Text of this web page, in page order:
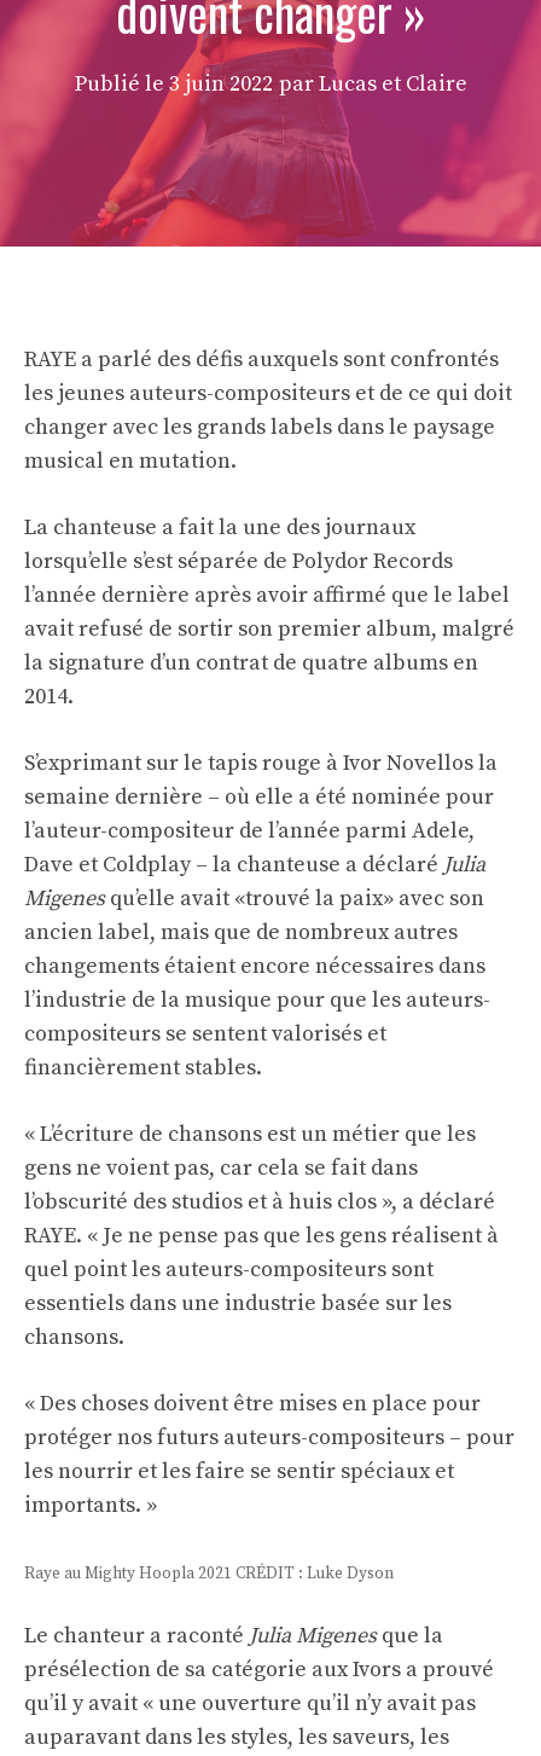
Publié le 3 juin 2022 par Lucas et Claire
RAYE a parlé des défis auxquels sont confrontés
les jeunes auteurs-compositeurs et de ce qui doit
changer avec les grands labels dans le paysage
musical en mutation.
La chanteuse a fait la une des journaux
lorsqu’elle s’est séparée de Polydor Records
l’année dernière après avoir affirmé que le label
avait refusé de sortir son premier album, malgré
la signature d’un contrat de quatre albums en
2014.
S’exprimant sur le tapis rouge à Ivor Novellos la
semaine dernière – où elle a été nominée pour
l’auteur-compositeur de l’année parmi Adele,
Dave et Coldplay – la chanteuse a déclaré Julia
Migenesqu’elle avait «trouvé la paix» avec son
ancien label, mais que de nombreux autres
changements étaient encore nécessaires dans
l’industrie de la musique pour que les auteurs-
compositeurs se sentent valorisés et
financièrement stables.
« L’écriture de chansons est un métier que les
gens ne voient pas, car cela se fait dans
l’obscurité des studios et à huis clos », a déclaré
RAYE. « Je ne pense pas que les gens réalisent à
quel point les auteurs-compositeurs sont
essentiels dans une industrie basée sur les
chansons.
« Des choses doivent être mises en place pour
protéger nos futurs auteurs-compositeurs – pour
les nourrir et les faire se sentir spéciaux et
importants. »
Raye au Mighty Hoopla 2021 CRÉDIT : Luke Dyson
Le chanteur a raconté Julia Migenesque la
présélection de sa catégorie aux Ivors a prouvé
qu’il y avait « une ouverture qu’il n’y avait pas
auparavant dans les styles, les saveurs, les